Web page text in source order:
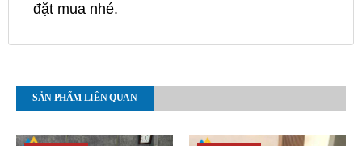
đặt mua nhé.
SẢN PHẨM LIÊN QUAN